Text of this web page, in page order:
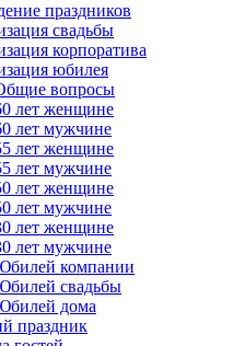
праздников
свадьбы
корпоратива
юбилея
вопросы
лет женщине
лет мужчине
лет женщине
лет мужчине
лет женщине
лет мужчине
лет женщине
лет мужчине
компании
свадьбы
дома
праздник